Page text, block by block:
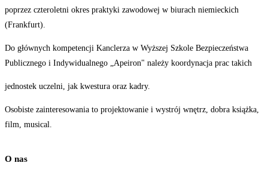
poprzez czteroletni okres praktyki zawodowej w biurach niemieckich
(Frankfurt).
Do głównych kompetencji Kanclerza w Wyższej Szkole Bezpieczeństwa
Publicznego i Indywidualnego „Apeiron" należy koordynacja prac takich
jednostek uczelni, jak kwestura oraz kadry.
Osobiste zainteresowania to projektowanie i wystrój wnętrz, dobra książka,
film, musical.
O nas